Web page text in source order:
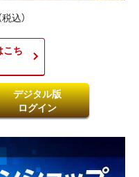
込）
こち
デジタル版
ログイン